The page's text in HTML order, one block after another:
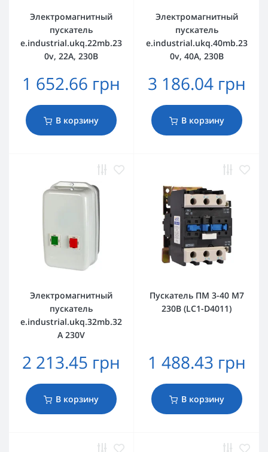
Электромагнитный
пускатель
e.industrial.ukq.22mb.23
0v, 22А, 230В
1 652.66 грн
В корзину
Электромагнитный
пускатель
e.industrial.ukq.40mb.23
0v, 40А, 230В
3 186.04 грн
В корзину
Электромагнитный
пускатель
e.industrial.ukq.32mb.32
A 230V
2 213.45 грн
В корзину
Пускатель ПМ 3-40 M7
230B (LC1-D4011)
1 488.43 грн
В корзину